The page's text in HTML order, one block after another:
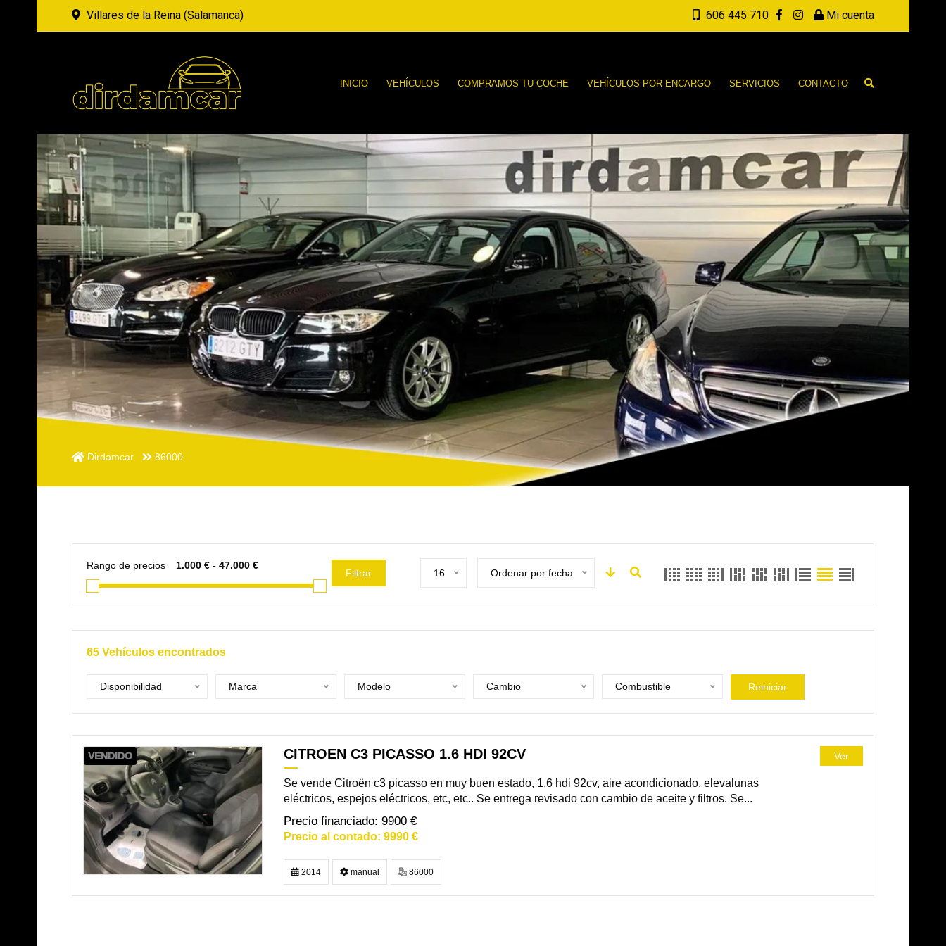
Villares de la Reina (Salamanca) 606 445 710 Mi cuenta
INICIO VEHÍCULOS COMPRAMOS TU COCHE VEHÍCULOS POR ENCARGO SERVICIOS CONTACTO
Dirdamcar 86000
Rango de precios
Filtrar 16 Ordenar por fecha
65 Vehículos encontrados
Disponibilidad Marca Modelo Cambio Combustible Reiniciar
VENDIDO CITROEN C3 PICASSO 1.6 HDI 92CV
Se vende Citroën c3 picasso en muy buen estado, 1.6 hdi 92cv, aire acondicionado, elevalunas
eléctricos, espejos eléctricos, etc, etc.. Se entrega revisado con cambio de aceite y filtros. Se...
9900 €
9990 €
Ver
2014 manual 86000